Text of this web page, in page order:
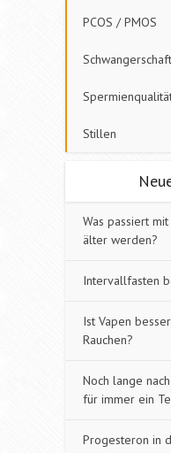
PCOS / PMOS
Schwangerschaft
Stillen
Was passiert
älter werden?
Intervallfasten
Ist Vapen
Rauchen?
Noch lange
für immer ein
Progesteron in